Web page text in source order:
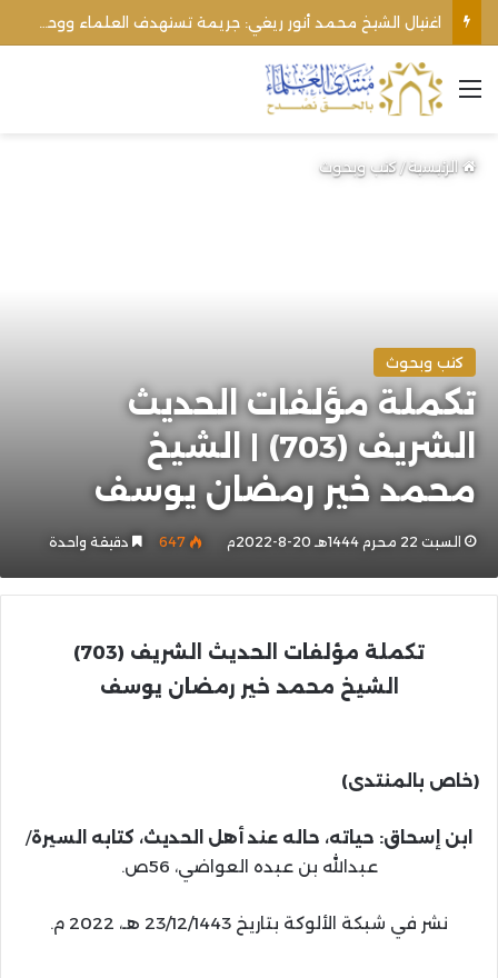
القائمة
الرئيسية/كتب وبحوث
كتب وبحوث
تكملة مؤلفات الحديث
الشريف (703) | الشيخ
محمد خير رمضان يوسف
السبت 22 محرم 1444هـ 20-8-2022م 647 دقيقة واحدة
تكملة مؤلفات الحديث الشريف (703)
الشيخ محمد خير رمضان يوسف
(خاص بالمنتدى)
ابن إسحاق: حياته، حاله عند أهل الحديث، كتابه السيرة/
عبدالله بن عبده العواضي، 56ص.
نشر في شبكة الألوكة بتاريخ 23/12/1443 هـ، 2022 م.